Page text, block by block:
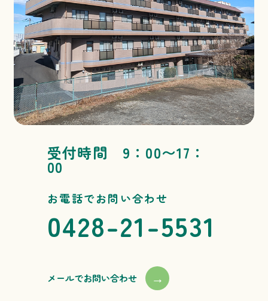
受付時間 9：00〜17：
00
お電話でお問い合わせ
0428-21-5531
メールでお問い合わせ →